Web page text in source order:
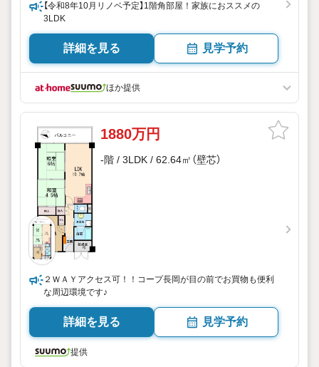
【令和8年10月リノベ予定】1階角部屋！家族におススメの
3LDK
詳細を見る 見学予約
ほか提供
1880万円
-階 / 3LDK / 62.64㎡（壁芯）
２ＷＡＹアクセス可！！コープ長岡が目の前でお買物も便利
な周辺環境です♪
詳細を見る 見学予約
提供